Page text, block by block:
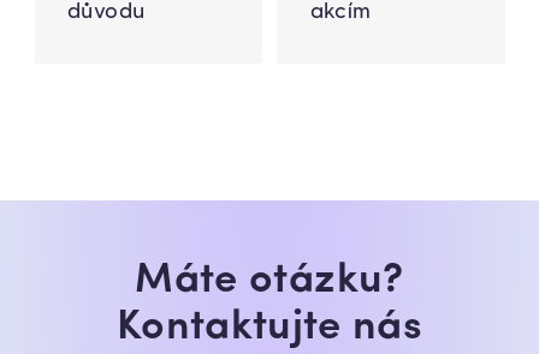
důvodu
akcím
Máte otázku?
Kontaktujte nás